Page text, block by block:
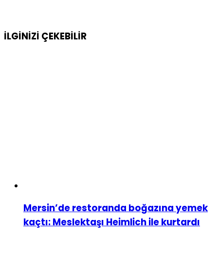
İLGİNİZİ ÇEKEBİLİR
Mersin’de restoranda boğazına yemek
kaçtı: Meslektaşı Heimlich ile kurtardı